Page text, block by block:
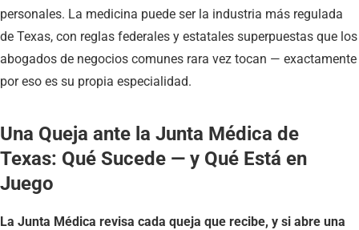
personales. La medicina puede ser la industria más regulada
de Texas, con reglas federales y estatales superpuestas que los
abogados de negocios comunes rara vez tocan — exactamente
por eso es su propia especialidad.
Una Queja ante la Junta Médica de
Texas: Qué Sucede — y Qué Está en
Juego
La Junta Médica revisa cada queja que recibe, y si abre una